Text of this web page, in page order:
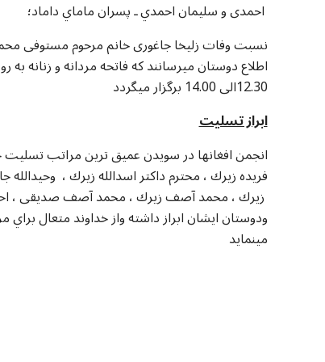
نسبت وفات زليخا جاغورى خانم مرحوم مستوفى
12.30الى 14.00 برگزار ميگردد
ابراز تسليت
انجمن افغانها در سويدن عميق ترين مراتب
فريده زيرك ، محترم داكتر اسدالله زيرك ،
زيرك ، محمد آصف زيرك ، محمد آصف صديقى ،
ودوستان ايشان ابراز داشته واز خداوند متعال
مينمايد